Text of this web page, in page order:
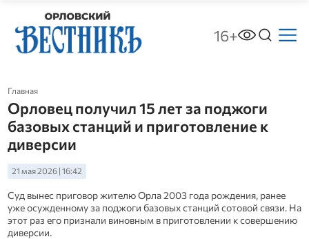
16+
Главная
Орловец получил 15 лет за поджоги
базовых станций и приготовление к
диверсии
21 мая 2026 | 16:42
Суд вынес приговор жителю Орла 2003 года рождения, ранее
уже осужденному за поджоги базовых станций сотовой связи. На
этот раз его признали виновным в приготовлении к совершению
диверсии.